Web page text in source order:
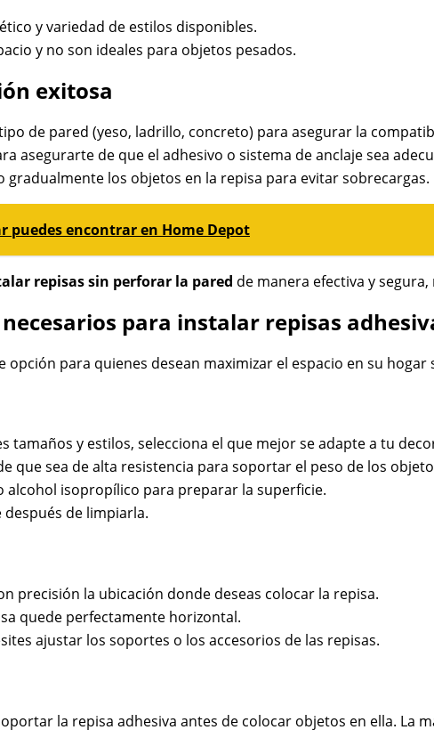
y variedad de estilos disponibles.
y no son ideales para objetos pesados.
exitosa
de pared (yeso, ladrillo, concreto) para asegurar la
asegurarte de que el adhesivo o sistema de anclaje sea
gradualmente los objetos en la repisa para evitar sobrecargas.
puedes encontrar en Home Depot
repisas sin perforar la pared de manera efectiva y
para instalar repisas
opción para quienes desean maximizar el espacio en su
tamaños y estilos, selecciona el que mejor se adapte a tu
que sea de alta resistencia para soportar el peso de los
alcohol isopropílico para preparar la superficie.
después de limpiarla.
precisión la ubicación donde deseas colocar la repisa.
quede perfectamente horizontal.
ajustar los soportes o los accesorios de las repisas.
la repisa adhesiva antes de colocar objetos en ella. La